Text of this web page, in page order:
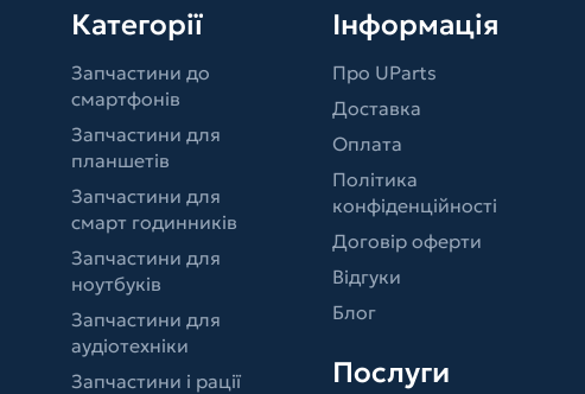
Категорії
Запчастини до
смартфонів
Запчастини для
планшетів
Запчастини для
смарт годинників
Запчастини для
ноутбуків
Запчастини для
аудіотехніки
Запчастини і рації
Інформація
Про UParts
Доставка
Оплата
Політика
конфіденційності
Договір оферти
Відгуки
Блог
Послуги